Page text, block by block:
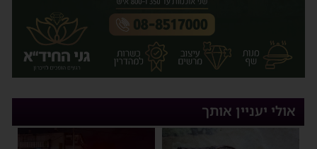
אולי יעניין אותך